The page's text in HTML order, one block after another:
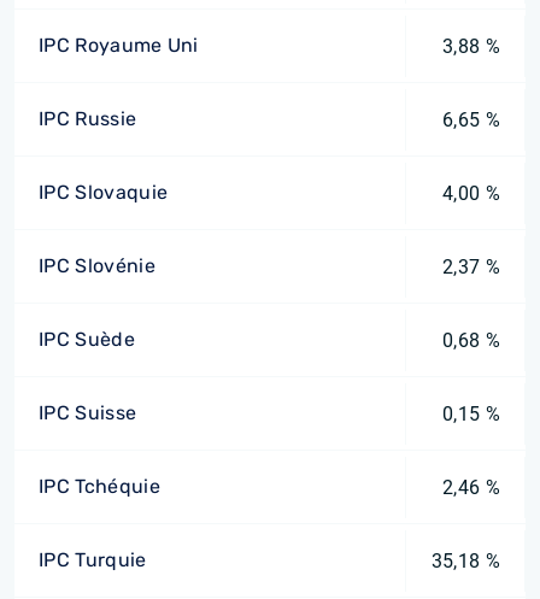
IPC Royaume Uni 3,88 %
IPC Russie 6,65 %
IPC Slovaquie 4,00 %
IPC Slovénie 2,37 %
IPC Suède 0,68 %
IPC Suisse 0,15 %
IPC Tchéquie 2,46 %
IPC Turquie 35,18 %